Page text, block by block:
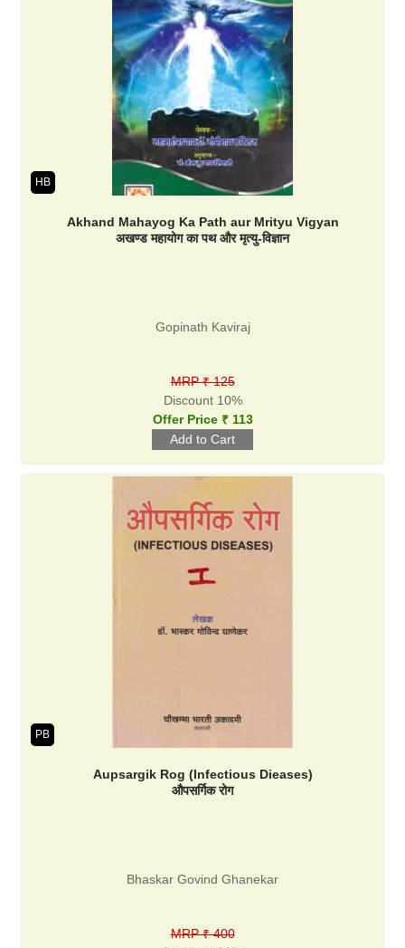
HB
Akhand Mahayog Ka Path aur Mrityu Vigyan
अखण्ड महायोग का पथ और मृत्यु-विज्ञान
Gopinath Kaviraj
MRP ₹ 125
Discount 10%
Offer Price ₹ 113
PB
Aupsargik Rog (Infectious Dieases)
औपसर्गिक रोग
Bhaskar Govind Ghanekar
MRP ₹ 400